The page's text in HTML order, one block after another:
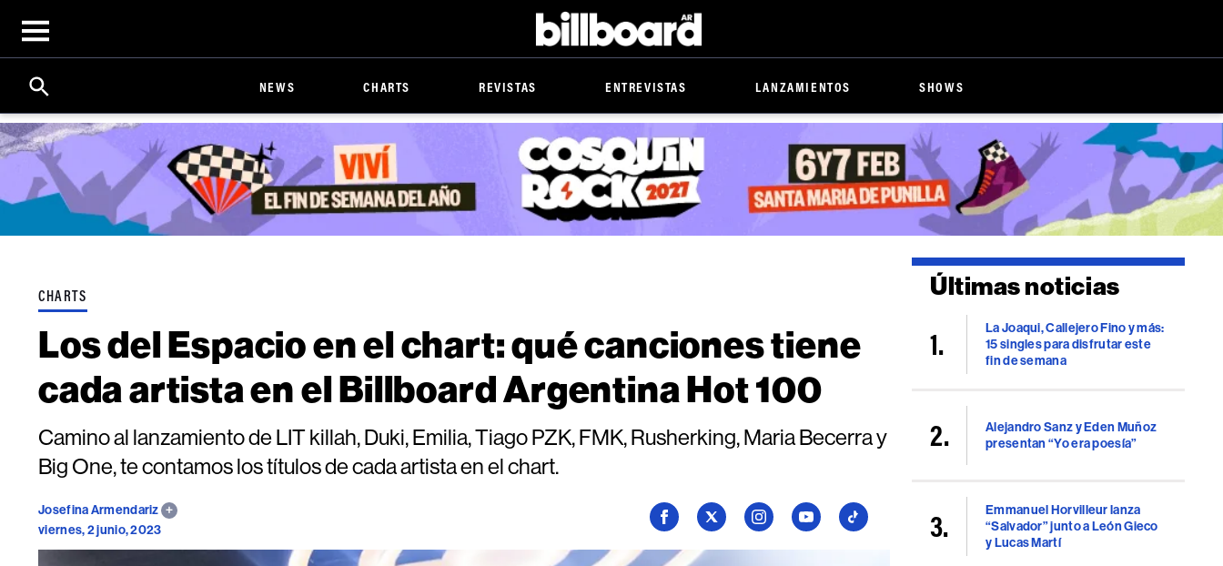
Open
menu
Billboard
Search
Click
Expand
Search
Input
NEWS CHARTS REVISTAS ENTREVISTAS LANZAMIENTOS SHOWS
CHARTS
Los del Espacio en el chart: qué canciones tiene
cada artista en el Billboard Argentina Hot 100
Camino al lanzamiento de LIT killah, Duki, Emilia, Tiago PZK, FMK, Rusherking, Maria Becerra y
Big One, te contamos los títulos de cada artista en el chart.
Josefina Armendariz
viernes, 2 junio, 2023
Seguí
Billboard
Seguí
Billboard
Seguí
Seguí
Seguí
Últimas noticias
La Joaqui, Callejero Fino y más:
15 singles para disfrutar este
fin de semana
Alejandro Sanz y Eden Muñoz
presentan “Yo era poesía”
Emmanuel Horvilleur lanza
“Salvador” junto a León Gieco
y Lucas Martí